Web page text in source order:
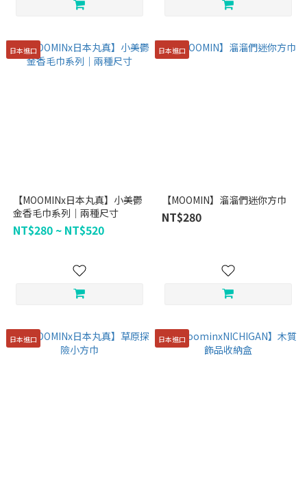
日本進口
【MOOMINx日本丸真】小美鬱
金香毛巾系列｜兩種尺寸
NT$280 ~ NT$520
日本進口
【MOOMIN】溜溜們迷你方巾
NT$280
日本進口 日本進口